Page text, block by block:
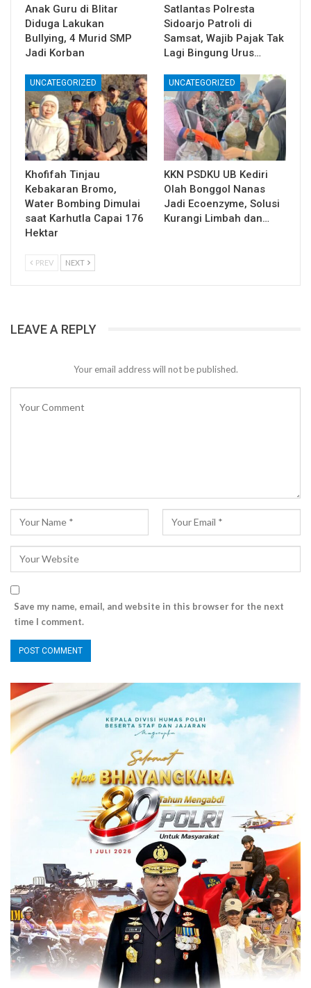
Anak Guru di Blitar
Diduga Lakukan
Bullying, 4 Murid SMP
Jadi Korban
Satlantas Polresta
Sidoarjo Patroli di
Samsat, Wajib Pajak Tak
Lagi Bingung Urus…
UNCATEGORIZED
Khofifah Tinjau
Kebakaran Bromo,
Water Bombing Dimulai
saat Karhutla Capai 176
Hektar
UNCATEGORIZED
KKN PSDKU UB Kediri
Olah Bonggol Nanas
Jadi Ecoenzyme, Solusi
Kurangi Limbah dan…
PREV NEXT
LEAVE A REPLY
Your email address will not be published.
Save my name, email, and website in this browser for the next
time I comment.